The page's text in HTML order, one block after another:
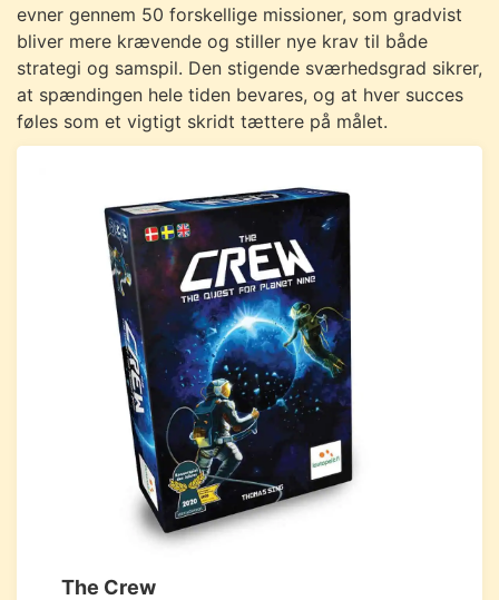
evner gennem 50 forskellige missioner, som gradvist
bliver mere krævende og stiller nye krav til både
strategi og samspil. Den stigende sværhedsgrad sikrer,
at spændingen hele tiden bevares, og at hver succes
føles som et vigtigt skridt tættere på målet.
The Crew